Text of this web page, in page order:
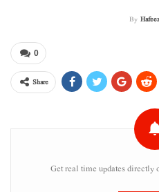
By
0
Share
Get real time updates directly